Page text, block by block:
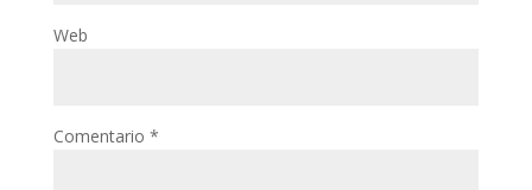
Web
Comentario *